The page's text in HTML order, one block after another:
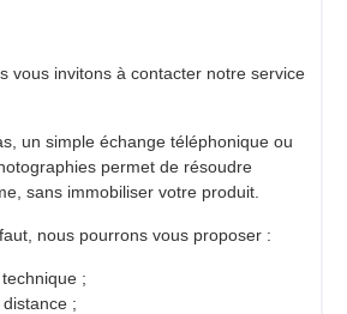
vous invitons à contacter notre service
un simple échange téléphonique ou
permet de résoudre
sans immobiliser votre produit.
nous pourrons vous proposer :
;
;